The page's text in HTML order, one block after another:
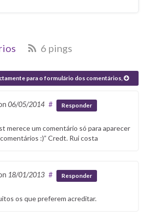
6 pings
para o formulário dos comentários,
06/05/2014 # Responder
merece um comentário só para aparecer
:)” Credt. Rui costa
18/01/2013 # Responder
os que preferem acreditar.